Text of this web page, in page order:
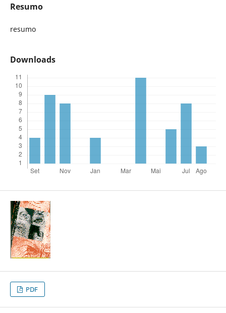
Resumo
resumo
Downloads
PDF